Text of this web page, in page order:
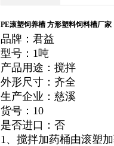
PE滚塑饲养槽 方形塑料饲料槽厂家
品牌： 君益
型号： 1吨
产品用途： 搅拌
外形尺寸：齐全
生产企业： 慈溪
货号： 10
是否进口： 否
1、搅拌加药桶由滚塑